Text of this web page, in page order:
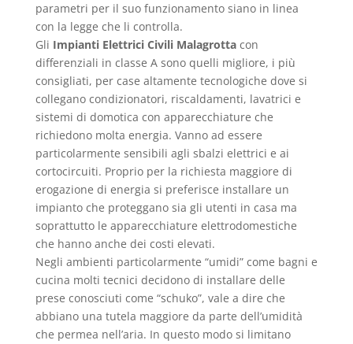
parametri per il suo funzionamento siano in linea
con la legge che li controlla.
Gli Impianti Elettrici Civili Malagrottacon
differenziali in classe A sono quelli migliore, i più
consigliati, per case altamente tecnologiche dove si
collegano condizionatori, riscaldamenti, lavatrici e
sistemi di domotica con apparecchiature che
richiedono molta energia. Vanno ad essere
particolarmente sensibili agli sbalzi elettrici e ai
cortocircuiti. Proprio per la richiesta maggiore di
erogazione di energia si preferisce installare un
impianto che proteggano sia gli utenti in casa ma
soprattutto le apparecchiature elettrodomestiche
che hanno anche dei costi elevati.
Negli ambienti particolarmente “umidi” come bagni e
cucina molti tecnici decidono di installare delle
prese conosciuti come “schuko”, vale a dire che
abbiano una tutela maggiore da parte dell’umidità
che permea nell’aria. In questo modo si limitano